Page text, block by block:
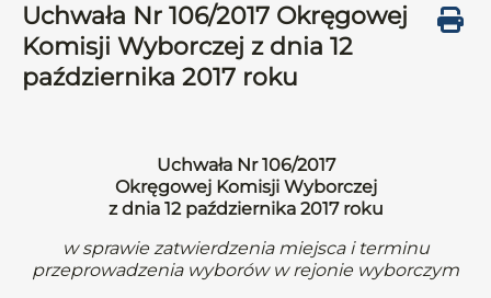
Uchwała Nr 106/2017 Okręgowej
Komisji Wyborczej z dnia 12
października 2017 roku
Uchwała Nr 106/2017
Okręgowej Komisji Wyborczej
z dnia 12 października 2017 roku
w sprawie zatwierdzenia miejsca i terminu
przeprowadzenia wyborów w rejonie wyborczym